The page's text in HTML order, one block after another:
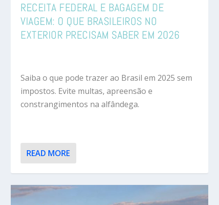
RECEITA FEDERAL E BAGAGEM DE
VIAGEM: O QUE BRASILEIROS NO
EXTERIOR PRECISAM SABER EM 2026
Saiba o que pode trazer ao Brasil em 2025 sem
impostos. Evite multas, apreensão e
constrangimentos na alfândega.
READ MORE